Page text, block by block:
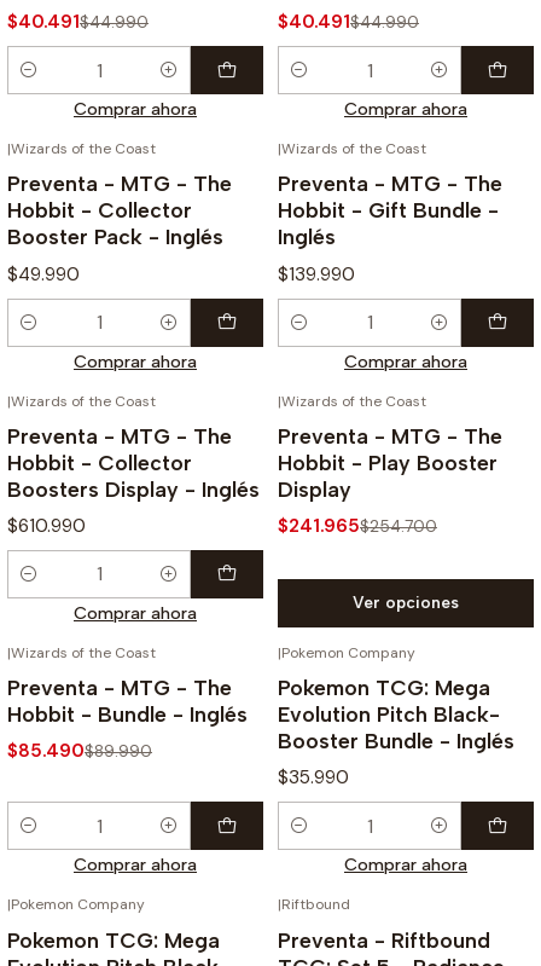
$40.491$44.990
Cantidad
Comprar ahora
$40.491$44.990
Cantidad
Comprar ahora
¡PREVENTA!
|Wizards of the Coast
Preventa - MTG - The
Hobbit - Collector
Booster Pack - Inglés
$49.990
Cantidad
Comprar ahora
¡PREVENTA!
|Wizards of the Coast
Preventa - MTG - The
Hobbit - Gift Bundle -
Inglés
$139.990
Cantidad
Comprar ahora
¡PREVENTA!
|Wizards of the Coast
Preventa - MTG - The
Hobbit - Collector
Boosters Display - Inglés
$610.990
Cantidad
Comprar ahora
-5%
¡PREVENTA!
|Wizards of the Coast
Preventa - MTG - The
Hobbit - Play Booster
Display
$241.965$254.700
Ver opciones
-5%
¡PREVENTA!
|Wizards of the Coast
Preventa - MTG - The
Hobbit - Bundle - Inglés
$85.490$89.990
Cantidad
Comprar ahora
|Pokemon Company
Pokemon TCG: Mega
Evolution Pitch Black-
Booster Bundle - Inglés
$35.990
Cantidad
Comprar ahora
|Pokemon Company
Pokemon TCG: Mega
-10%
|Riftbound
Preventa - Riftbound